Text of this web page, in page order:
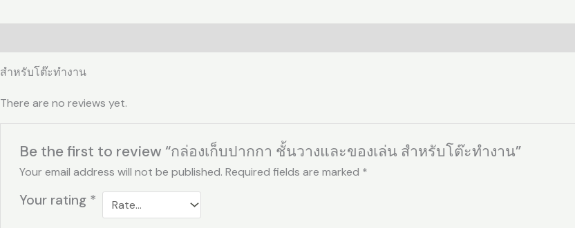
ของ
สำหรับโต๊ะทำงาน
There are no reviews yet.
Be the first to review “กล่องเก็บปากกา ชั้นวางและของเล่น สำหรับโต๊ะทำงาน”
Your email address will not be published. Required fields are marked *
Your rating *